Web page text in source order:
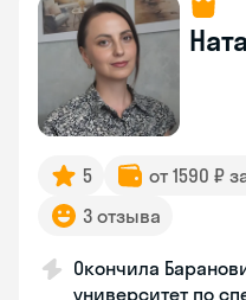
5 от 1590 ₽
3 отзыва
Окончила
университет по